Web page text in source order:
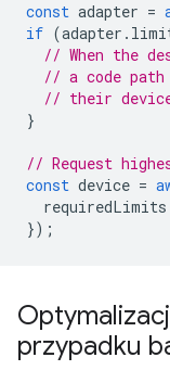
const adapter =
if (adapter .
// When the
// a code
// their device
}
// Request
const device =
requiredLimits
});
przypadku